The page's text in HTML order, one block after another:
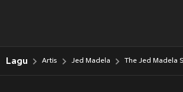
Lagu Artis Jed Madela The Jed Madela